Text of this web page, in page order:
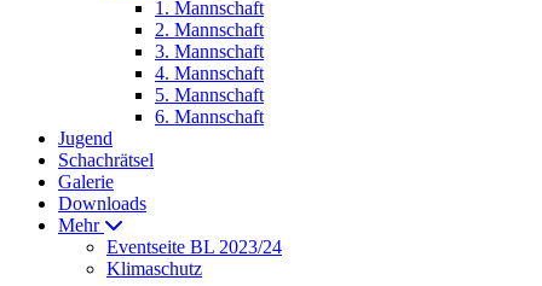
1. Mannschaft
2. Mannschaft
3. Mannschaft
4. Mannschaft
5. Mannschaft
6. Mannschaft
Jugend
Schachrätsel
Galerie
Downloads
Mehr
Eventseite BL 2023/24
Klimaschutz